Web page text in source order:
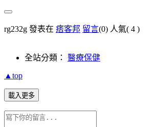
rg232g 發表在 痞客邦 留言(0) 人氣( 4 )
全站分類： 醫療保健
▲top
載入更多